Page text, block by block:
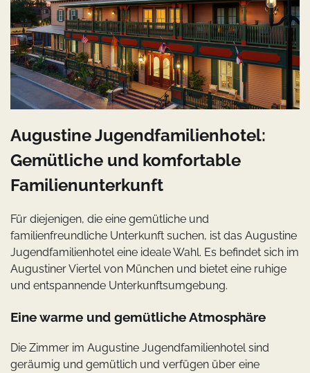
Augustine Jugendfamilienhotel:
Gemütliche und komfortable
Familienunterkunft
Für diejenigen, die eine gemütliche und
familienfreundliche Unterkunft suchen, ist das Augustine
Jugendfamilienhotel eine ideale Wahl. Es befindet sich im
Augustiner Viertel von München und bietet eine ruhige
und entspannende Unterkunftsumgebung.
Eine warme und gemütliche Atmosphäre
Die Zimmer im Augustine Jugendfamilienhotel sind
geräumig und gemütlich und verfügen über eine